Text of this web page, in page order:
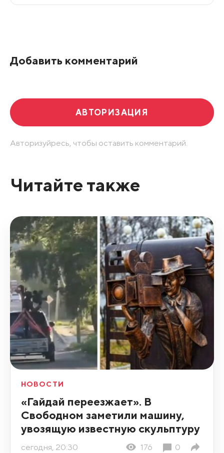
Добавить комментарий
АВТОРИЗАЦИЯ
Авторизуйресь, чтобы оставить комментарий.
Читайте также
НОВОСТИ
«Гайдай переезжает». В
Свободном заметили машину,
увозящую известную скульптуру
сегодня, 20:30 176 0